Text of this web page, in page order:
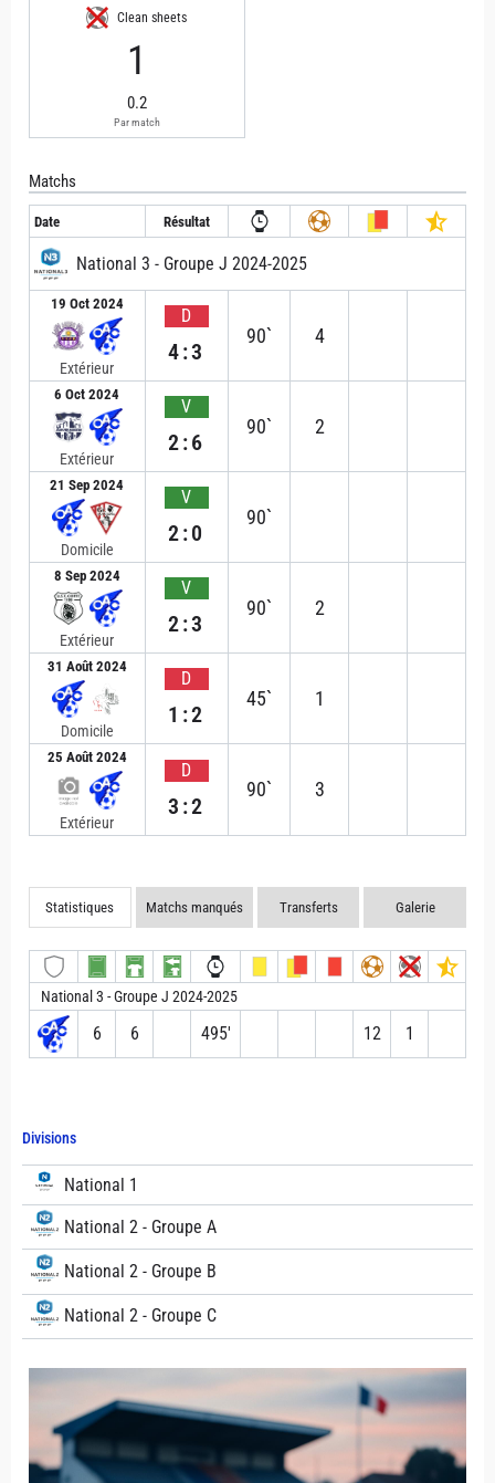
Divisions
National 1
National 2 - Groupe A
National 2 - Groupe B
National 2 - Groupe C
Clean sheets
1
0.2
Par match
Matchs
Date Résultat
National 3 - Groupe J 2024-2025
19 Oct 2024
Extérieur
D
4:3
90` 4
6 Oct 2024
Extérieur
V
2:6
90` 2
21 Sep 2024
Domicile
V
2:0
90`
8 Sep 2024
Extérieur
V
2:3
90` 2
31 Août 2024
Domicile
D
1:2
45` 1
25 Août 2024
Extérieur
D
3:2
90` 3
Statistiques Matchs manqués Transferts Galerie
National 3 - Groupe J 2024-2025
6 6 495′ 12 1